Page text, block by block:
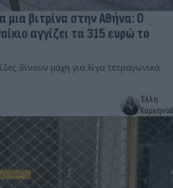
μια βιτρίνα στην Αθήνα: Ο
αγγίζει τα 315 ευρώ το
δίνουν μάχη για λίγα τετραγωνικά
Έλλη
Κομνηνού